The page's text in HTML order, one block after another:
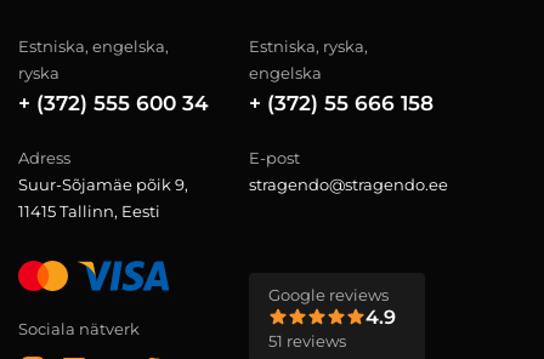
Estniska, engelska,
ryska
+ (372) 555 600 34
Estniska, ryska,
engelska
+ (372) 55 666 158
Adress
Suur-Sõjamäe põik 9,
11415 Tallinn, Eesti
E-post
stragendo@stragendo.ee
Sociala nätverk
Google reviews
4.9
51 reviews